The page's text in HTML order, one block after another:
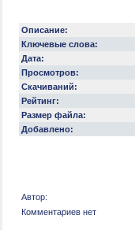
Описание:
Ключевые слова:
Дата:
Просмотров:
Скачиваний:
Рейтинг:
Размер файла:
Добавлено:
Автор:
Комментариев нет